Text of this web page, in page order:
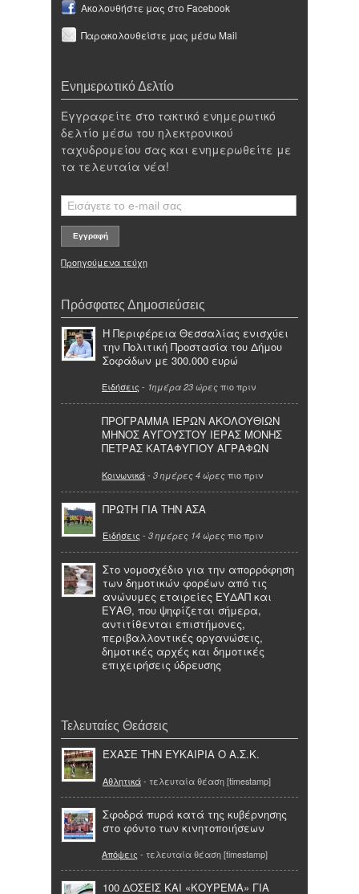
Ακολουθήστε μας στο Facebook
Παρακολουθείστε μας μέσω Mail
Ενημερωτικό Δελτίο
Εγγραφείτε στο τακτικό ενημερωτικό
δελτίο μέσω του ηλεκτρονικού
ταχυδρομείου σας και ενημερωθείτε με
τα τελευταία νέα!
Προηγούμενα τεύχη
Πρόσφατες Δημοσιεύσεις
Η Περιφέρεια Θεσσαλίας ενισχύει
την Πολιτική Προστασία του Δήμου
Σοφάδων με 300.000 ευρώ
Ειδήσεις - 1ημέρα 23 ώρες πιο πριν
ΠΡΟΓΡΑΜΜΑ ΙΕΡΩΝ ΑΚΟΛΟΥΘΙΩΝ
ΜΗΝΟΣ ΑΥΓΟΥΣΤΟΥ ΙΕΡΑΣ ΜΟΝΗΣ
ΠΕΤΡΑΣ ΚΑΤΑΦΥΓΙΟΥ ΑΓΡΑΦΩΝ
Κοινωνικά- 3 ημέρες 4 ώρες πιο πριν
ΠΡΩΤΗ ΓΙΑ ΤΗΝ ΑΣΑ
Ειδήσεις - 3 ημέρες 14 ώρες πιο πριν
Στο νομοσχέδιο για την απορρόφηση
των δημοτικών φορέων από τις
ανώνυμες εταιρείες ΕΥΔΑΠ και
ΕΥΑΘ, που ψηφίζεται σήμερα,
αντιτίθενται επιστήμονες,
περιβαλλοντικές οργανώσεις,
δημοτικές αρχές και δημοτικές
επιχειρήσεις ύδρευσης
Τελευταίες Θεάσεις
ΈΧΑΣΕ ΤΗΝ ΕΥΚΑΙΡΙΑ Ο Α.Σ.Κ.
Αθλητικά- τελευταία θέαση [timestamp]
Σφοδρά πυρά κατά της κυβέρνησης
στο φόντο των κινητοποιήσεων
Απόψεις - τελευταία θέαση [timestamp]
100 ΔΟΣΕΙΣ ΚΑΙ «ΚΟΥΡΕΜΑ» ΓΙΑ